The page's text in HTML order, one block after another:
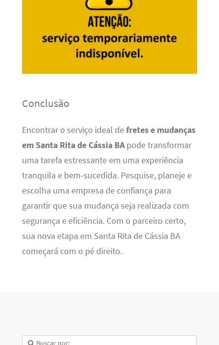
Conclusão
Encontrar o serviço ideal defretes e mudanças
em Santa Rita de Cássia BApode transformar
uma tarefa estressante em uma experiência
tranquila e bem-sucedida. Pesquise, planeje e
escolha uma empresa de confiança para
garantir que sua mudança seja realizada com
segurança e eficiência. Com o parceiro certo,
sua nova etapa em Santa Rita de Cássia BA
começará com o pé direito.